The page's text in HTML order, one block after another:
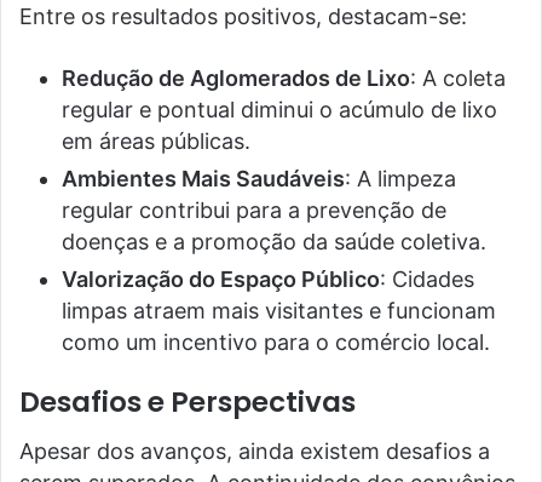
Entre os resultados positivos, destacam-se:
Redução de Aglomerados de Lixo: A coleta
regular e pontual diminui o acúmulo de lixo
em áreas públicas.
Ambientes Mais Saudáveis: A limpeza
regular contribui para a prevenção de
doenças e a promoção da saúde coletiva.
Valorização do Espaço Público: Cidades
limpas atraem mais visitantes e funcionam
como um incentivo para o comércio local.
Desafios e Perspectivas
Apesar dos avanços, ainda existem desafios a